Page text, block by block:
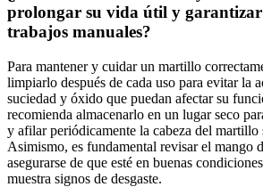
prolongar su vida útil y garantizar
trabajos manuales?
Para mantener y cuidar un martillo
limpiarlo después de cada uso para evitar la
suciedad y óxido que puedan afectar su
recomienda almacenarlo en un lugar seco
y afilar periódicamente la cabeza del martillo
Asimismo, es fundamental revisar el mango
asegurarse de que esté en buenas
muestra signos de desgaste.